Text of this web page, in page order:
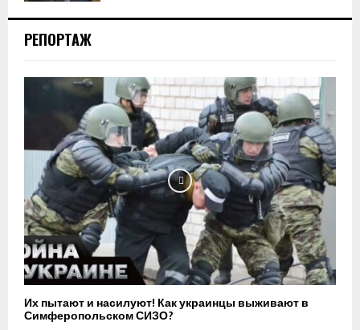
РЕПОРТАЖ
Их пытают и насилуют! Как украинцы выживают в
Симферопольском СИЗО?